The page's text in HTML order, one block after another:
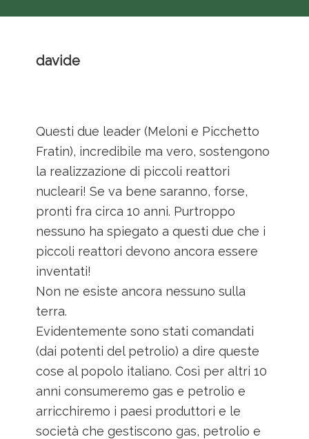
davide
Questi due leader (Meloni e Picchetto
Fratin), incredibile ma vero, sostengono
la realizzazione di piccoli reattori
nucleari! Se va bene saranno, forse,
pronti fra circa 10 anni. Purtroppo
nessuno ha spiegato a questi due che i
piccoli reattori devono ancora essere
inventati!
Non ne esiste ancora nessuno sulla
terra.
Evidentemente sono stati comandati
(dai potenti del petrolio) a dire queste
cose al popolo italiano. Così per altri 10
anni consumeremo gas e petrolio e
arricchiremo i paesi produttori e le
società che gestiscono gas, petrolio e